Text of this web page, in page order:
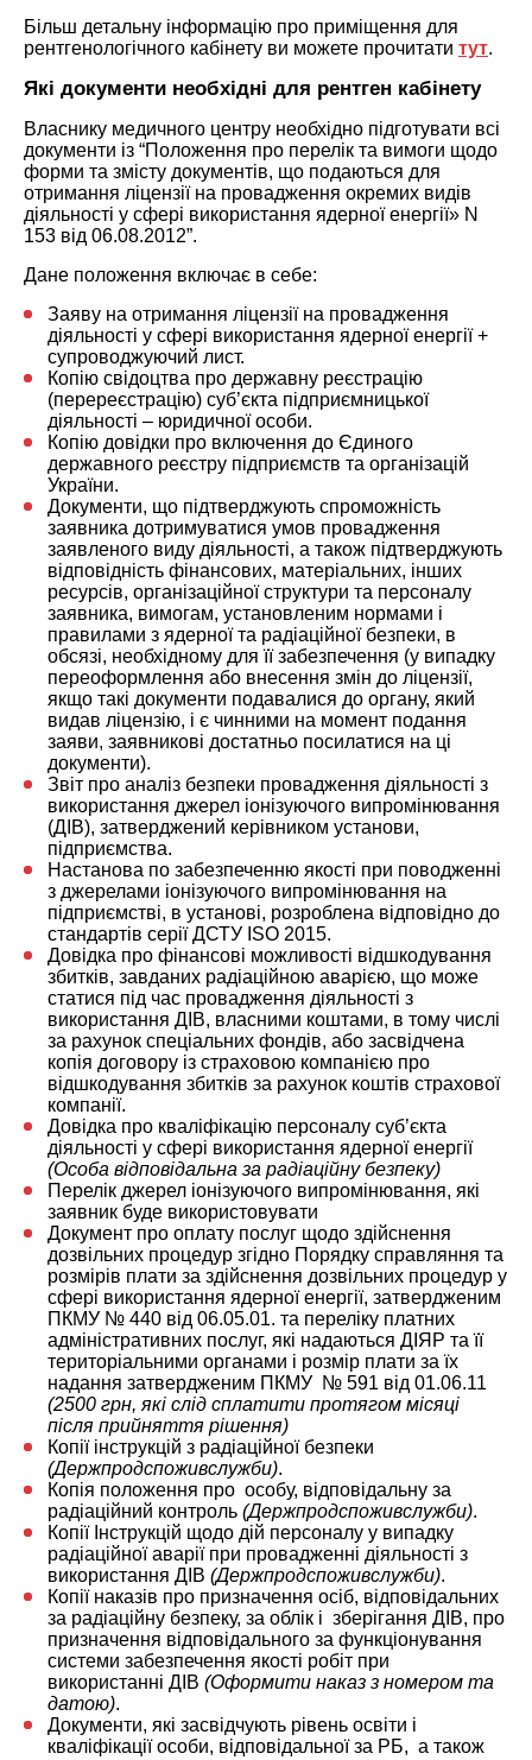
Більш детальну інформацію про приміщення для
рентгенологічного кабінету ви можете прочитати тут.
Які документи необхідні для рентген кабінету
Власнику медичного центру необхідно підготувати всі
документи із “Положення про перелік та вимоги щодо
форми та змісту документів, що подаються для
отримання ліцензії на провадження окремих видів
діяльності у сфері використання ядерної енергії» N
153 від 06.08.2012”.
Дане положення включає в себе:
Заяву на отримання ліцензії на провадження
діяльності у сфері використання ядерної енергії +
супроводжуючий лист.
Копію свідоцтва про державну реєстрацію
(перереєстрацію) суб’єкта підприємницької
діяльності – юридичної особи.
Копію довідки про включення до Єдиного
державного реєстру підприємств та організацій
України.
Документи, що підтверджують спроможність
заявника дотримуватися умов провадження
заявленого виду діяльності, а також підтверджують
відповідність фінансових, матеріальних, інших
ресурсів, організаційної структури та персоналу
заявника, вимогам, установленим нормами і
правилами з ядерної та радіаційної безпеки, в
обсязі, необхідному для її забезпечення (у випадку
переоформлення або внесення змін до ліцензії,
якщо такі документи подавалися до органу, який
видав ліцензію, і є чинними на момент подання
заяви, заявникові достатньо посилатися на ці
документи).
Звіт про аналіз безпеки провадження діяльності з
використання джерел іонізуючого випромінювання
(ДІВ), затверджений керівником установи,
підприємства.
Настанова по забезпеченню якості при поводженні
з джерелами іонізуючого випромінювання на
підприємстві, в установі, розроблена відповідно до
стандартів серії ДСТУ ІSO 2015.
Довідка про фінансові можливості відшкодування
збитків, завданих радіаційною аварією, що може
статися під час провадження діяльності з
використання ДІВ, власними коштами, в тому числі
за рахунок спеціальних фондів, або засвідчена
копія договору із страховою компанією про
відшкодування збитків за рахунок коштів страхової
компанії.
Довідка про кваліфікацію персоналу суб’єкта
діяльності у сфері використання ядерної енергії
(Особа відповідальна за радіаційну безпеку)
Перелік джерел іонізуючого випромінювання, які
заявник буде використовувати
Документ про оплату послуг щодо здійснення
дозвільних процедур згідно Порядку справляння та
розмірів плати за здійснення дозвільних процедур у
сфері використання ядерної енергії, затвердженим
ПКМУ № 440 від 06.05.01. та переліку платних
адміністративних послуг, які надаються ДІЯР та її
територіальними органами і розмір плати за їх
надання затвердженим ПКМУ № 591 від 01.06.11
(2500 грн, які слід сплатити протягом місяці
після прийняття рішення)
Копії інструкцій з радіаційної безпеки
(Держпродспоживслужби).
Копія положення про особу, відповідальну за
радіаційний контроль (Держпродспоживслужби).
Копії Інструкцій щодо дій персоналу у випадку
радіаційної аварії при провадженні діяльності з
використання ДІВ (Держпродспоживслужби).
Копії наказів про призначення осіб, відповідальних
за радіаційну безпеку, за облік і зберігання ДІВ, про
призначення відповідального за функціонування
системи забезпечення якості робіт при
використанні ДІВ (Оформити наказ з номером та
датою).
Документи, які засвідчують рівень освіти і
кваліфікації особи, відповідальної за РБ, а також